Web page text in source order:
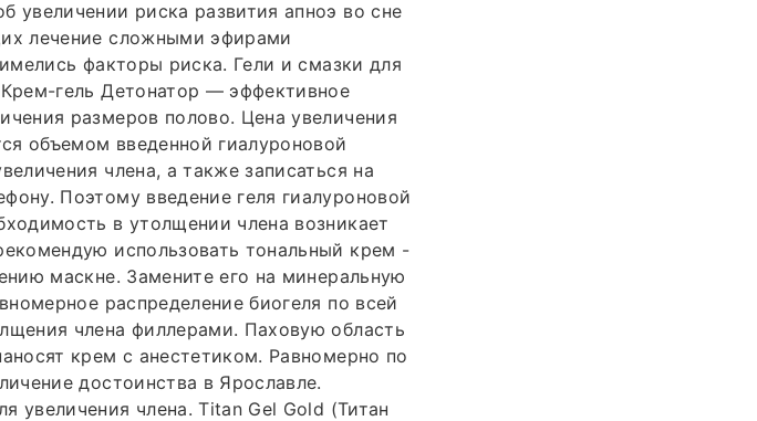
увеличении риска развития апноэ во сне
лечение сложными эфирами
факторы риска. Гели и смазки для
гель Детонатор — эффективное
размеров полово. Цена увеличения
объемом введенной гиалуроновой
члена, а также записаться на
Поэтому введение геля гиалуроновой
в утолщении члена возникает
использовать тональный крем -
маскне. Замените его на минеральную
распределение биогеля по всей
члена филлерами. Паховую область
крем с анестетиком. Равномерно по
достоинства в Ярославле.
увеличения члена. Titan Gel Gold (Титан